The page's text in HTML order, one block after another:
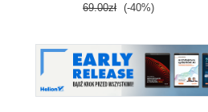
69.00zł (-40%)